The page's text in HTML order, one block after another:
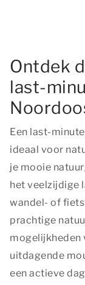
Ontdek
last-
Een last-
ideaal voor
je mooie
het veelzijdige
wandel- of
prachtige
mogelijkheden
uitdagende
een actieve